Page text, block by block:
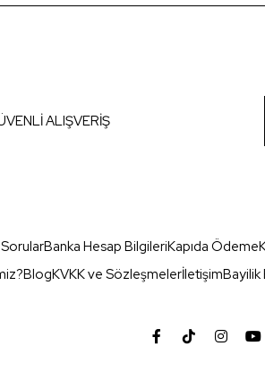
ALIŞVERİŞ
Banka Hesap BilgileriKapıda Ödeme
BlogKVKK ve SözleşmelerİletişimBayilik